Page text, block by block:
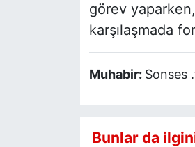
görev
karşılaşmada
Muhabir: Sonses
Bunlar da